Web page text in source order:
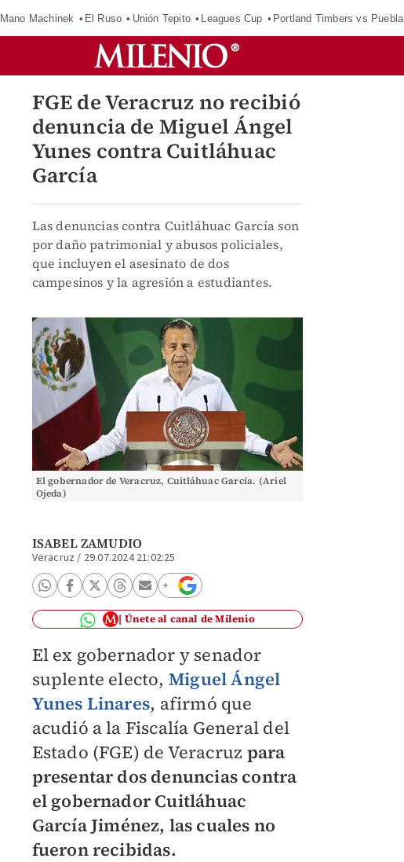
Mano Machinek El Ruso Unión Tepito Leagues Cup Portland Timbers vs Puebla
FGE de Veracruz no recibió
denuncia de Miguel Ángel
Yunes contra Cuitláhuac
García
Las denuncias contra Cuitláhuac García son
por daño patrimonial y abusos policiales,
que incluyen el asesinato de dos
campesinos y la agresión a estudiantes.
El gobernador de Veracruz, Cuitláhuac García. (Ariel
Ojeda)
ISABEL ZAMUDIO
Veracruz / 29.07.2024 21:02:25
Únete al canal de Milenio
El ex gobernador y senador
suplente electo, Miguel Ángel
Yunes Linares, afirmó que
acudió a la Fiscalía General del
Estado (FGE) de Veracruz para
presentar dos denuncias contra
el gobernador Cuitláhuac
García Jiménez, las cuales no
fueron recibidas.